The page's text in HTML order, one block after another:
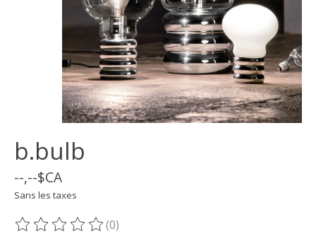
b.bulb
--,--$CA
Sans les taxes
Ce produit est évalué à
(0)